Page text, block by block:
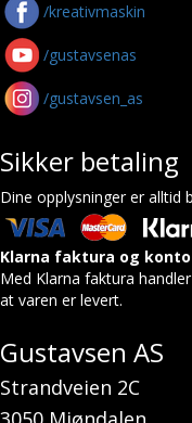
/kreativmaskin
/gustavsenas
/gustavsen_as
Sikker betaling
Dine opplysninger er alltid
Klarna faktura og konto
Med Klarna faktura
at varen er levert.
Gustavsen AS
Strandveien 2C